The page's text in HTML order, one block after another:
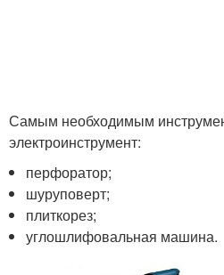
Самым необходимым
электроинструмент:
перфоратор;
шуруповерт;
плиткорез;
углошлифовальная машина.